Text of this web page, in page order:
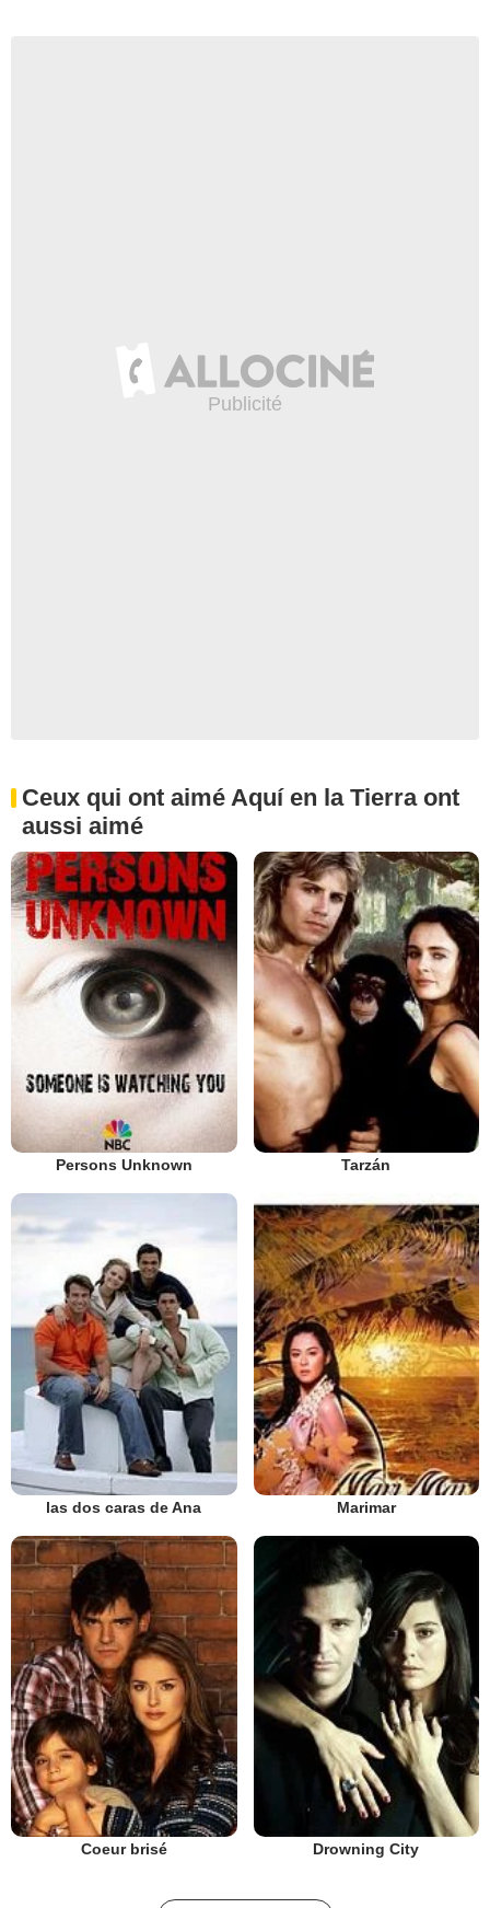
Ceux qui ont aimé Aquí en la Tierra ont
aussi aimé
Persons Unknown Tarzán
las dos caras de Ana Marimar
Coeur brisé Drowning City